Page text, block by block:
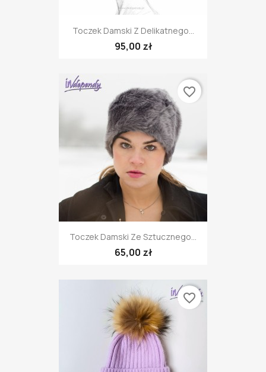
Toczek Damski Z Delikatnego...
95,00 zł
Toczek Damski Ze Sztucznego...
65,00 zł
favorite_border
favorite_border